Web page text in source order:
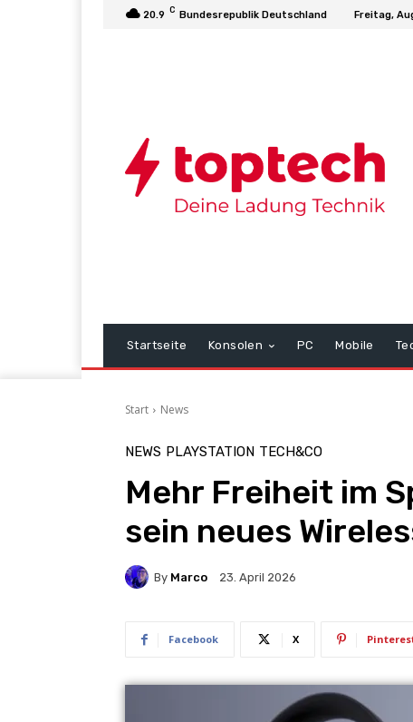
20.9 C Bundesrepublik Deutschland Freitag,
Startseite Konsolen PC Mobile
Start News
NEWS PLAYSTATION TECH&CO
Mehr Freiheit im
sein neues
By Marco 23. April 2026
Facebook X